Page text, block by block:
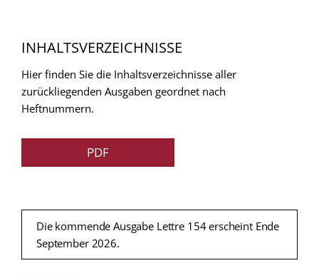
INHALTSVERZEICHNISSE
Hier finden Sie die Inhaltsverzeichnisse aller
zurückliegenden Ausgaben geordnet nach
Heftnummern.
PDF
Die kommende Ausgabe Lettre 154 erscheint Ende
September 2026.